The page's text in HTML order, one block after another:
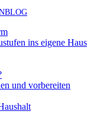
ins eigene Haus
und vorbereiten